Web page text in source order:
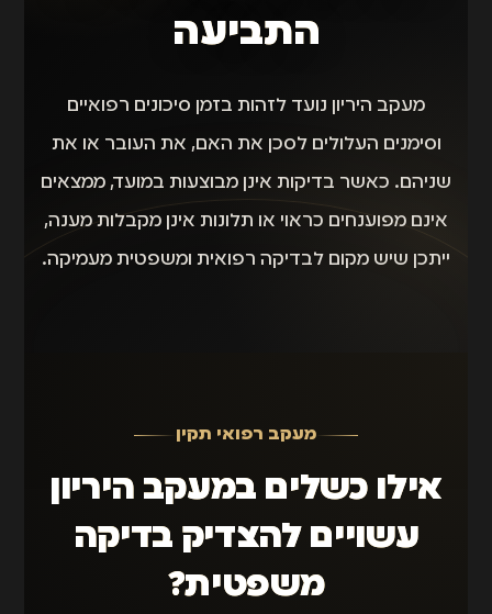
התביעה
מעקב היריון נועד לזהות בזמן סיכונים רפואיים
וסימנים העלולים לסכן את האם, את העובר או את
שניהם. כאשר בדיקות אינן מבוצעות במועד, ממצאים
אינם מפוענחים כראוי או תלונות אינן מקבלות מענה,
ייתכן שיש מקום לבדיקה רפואית ומשפטית מעמיקה.
מעקב רפואי תקין
אילו כשלים במעקב היריון
עשויים להצדיק בדיקה
משפטית?